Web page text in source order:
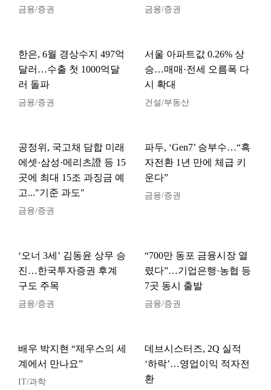
금융/증권 금융/증권
한은, 6월 경상수지 497억
달러…수출 첫 1000억달
러 돌파
금융/증권
서울 아파트값 0.26% 상
승…매매·전세 오름폭 다
시 확대
건설/부동산
공정위, 국고채 담합 미래
에셋·삼성·메리츠證 등 15
곳에 최대 15조 과징금 예
고..."기준 과도"
금융/증권
파두, ‘Gen7’ 승부수…“흑
자전환 1년 만에 체급 키
운다”
금융/증권
‘오너 3세’ 김동윤 상무 승
진…한국투자증권 후계
구도 주목
금융/증권
“700만 동포 금융시장 열
렸다”…기업은행·농협 등
7곳 동시 출발
금융/증권
배우 박지현 “제우스의 세
계에서 만나요”
IT/과학
데브시스터즈, 2Q 실적
‘하락’…영업이익 적자전
환